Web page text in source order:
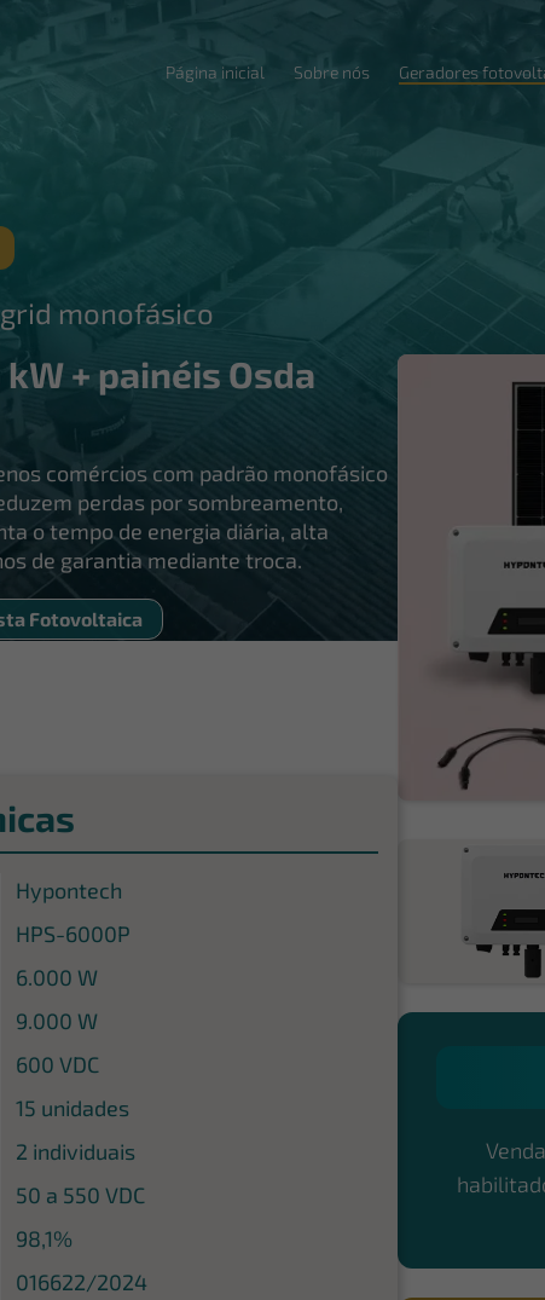
Página inicial Sobre nós Geradores
monofásico
+ painéis Osda
comércios com padrão monofásico
perdas por sombreamento,
o tempo de energia diária, alta
de garantia mediante troca.
Fotovoltaica
Hypontech
HPS-6000P
6.000 W
9.000 W
600 VDC
15 unidades
2 individuais
50 a 550 VDC
98,1%
016622/2024